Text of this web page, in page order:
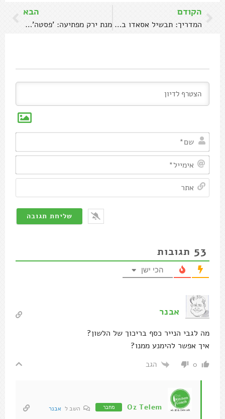
הקודם
המדריך: תבשיל אסאדו בבצלים וסילאן
הבא
מנת ירק מפתיעה: 'פסטה' קישואים עם יוגורט
53 תגובות
הכי ישן
אבנר
מה לגבי הנייר כסף בריכוך של הלשון?
איך אפשר להימנע ממנו?
0 הגב
Oz Telem מחבר השב ל אבנר